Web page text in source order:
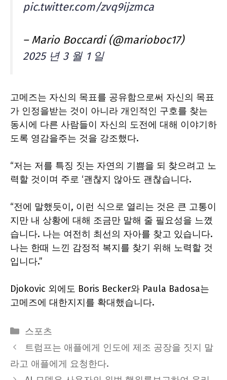
pic.twitter.com/zvq9ijzmca
– Mario Boccardi (@marioboc17)
2025 년 3 월 1 일
고메즈는 자신의 목표를 공유함으로써 자신의 목표
가 인정을받는 것이 아니라 개인적인 구호를 찾는
동시에 다른 사람들이 자신의 도전에 대해 이야기하
도록 영감을주는 것을 강조했다.
“저는 저를 특징 짓는 자연의 기쁨을 되 찾으려고 노
력할 것이며 주로 ‘괜찮지 않아도 괜찮습니다.
“전에 말했듯이, 이런 식으로 열리는 것은 큰 고통이
지만 내 상황에 대해 조금만 말해 줄 필요성을 느꼈
습니다. 나는 여전히 최선의 자아를 찾고 있습니다.
나는 한때 느낀 감정적 복지를 찾기 위해 노력할 것
입니다.”
Djokovic 외에도 Boris Becker와 Paula Badosa는
고메즈에 대한지지를 확대했습니다.
Categories
스포츠
트럼프는 애플에게 인도에 제조 공장을 짓지 말
라고 애플에게 요청한다.